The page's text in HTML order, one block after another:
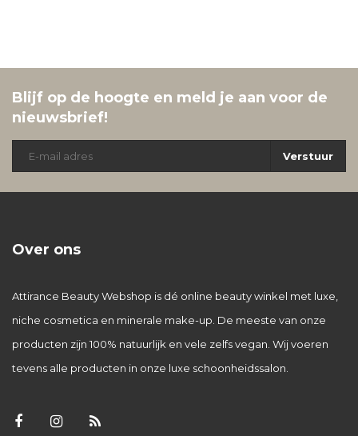
Blijf op de hoogte en meld je aan voor de
nieuwsbrief!
Verstuur
Over ons
Attirance Beauty Webshop is dé online beauty winkel met luxe,
niche cosmetica en minerale make-up. De meeste van onze
producten zijn 100% natuurlijk en vele zelfs vegan. Wij voeren
tevens alle producten in onze luxe schoonheidssalon.